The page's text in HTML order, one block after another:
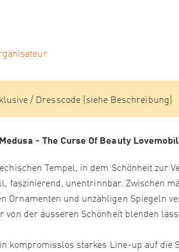
/ Dresscode (siehe Beschreibung)
- The Curse Of Beauty
Tempel, in dem Schönheit zur
faszinierend, unentrinnbar. Zwischen
Ornamenten und unzähligen Spiegeln
von der äusseren Schönheit blenden
kompromisslos starkes Line-up auf